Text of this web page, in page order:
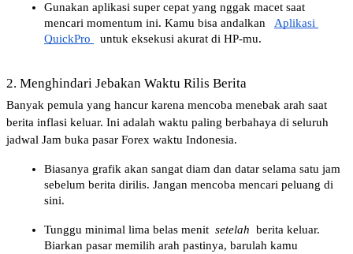
Gunakan aplikasi super cepat yang nggak macet saat
mencari momentum ini. Kamu bisa andalkan
Aplikasi
QuickPro
untuk eksekusi akurat di HP-mu.
2. Menghindari Jebakan Waktu Rilis Berita
Banyak pemula yang hancur karena mencoba menebak arah saat
berita inflasi keluar. Ini adalah waktu paling berbahaya di seluruh
jadwal Jam buka pasar Forex waktu Indonesia.
Biasanya grafik akan sangat diam dan datar selama satu jam
sebelum berita dirilis. Jangan mencoba mencari peluang di
sini.
Tunggu minimal lima belas menit setelah berita keluar.
Biarkan pasar memilih arah pastinya, barulah kamu